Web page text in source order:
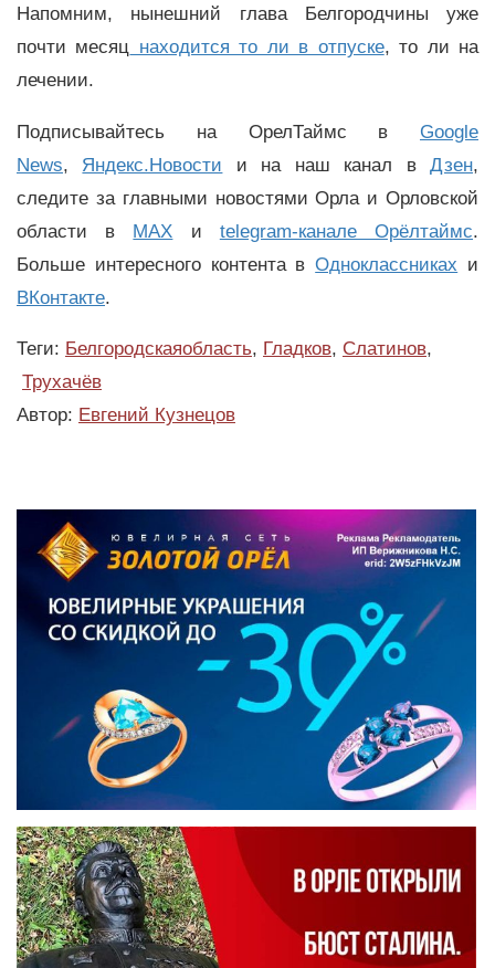
Напомним, нынешний глава Белгородчины уже
почти месяц находится то ли в отпуске, то ли на
лечении.
Подписывайтесь на ОрелТаймс в Google
News, Яндекс.Новости и на наш канал вДзен,
следите за главными новостями Орла и Орловской
области в MAX и telegram-канале Орёлтаймс.
Больше интересного контента вОдноклассниках и
ВКонтакте.
Теги: Белгородскаяобласть, Гладков, Слатинов,
Трухачёв
Автор: Евгений Кузнецов